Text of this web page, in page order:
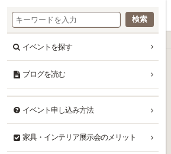
イベントを探す
ブログを読む
イベント申し込み方法
家具・インテリア展示会のメリット